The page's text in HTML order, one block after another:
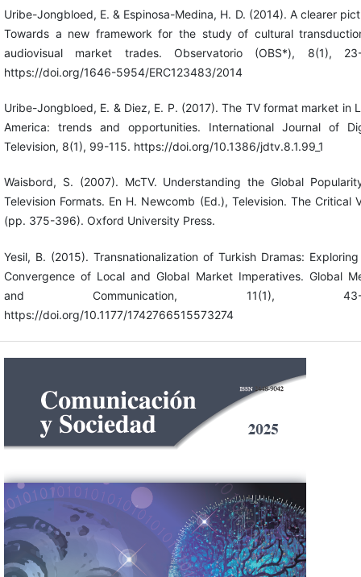
Uribe-Jongbloed, E. & Espinosa-Medina, H. D. (2014). A clearer
Towards a new framework for the study of cultural
audiovisual market trades. Observatorio (OBS*), 8(1),
https://doi.org/1646-5954/ERC123483/2014
Uribe-Jongbloed, E. & Diez, E. P. (2017). The TV format market in
America: trends and opportunities. International Journal of
Television, 8(1), 99-115. https://doi.org/10.1386/jdtv.8.1.99_1
Waisbord, S. (2007). McTV. Understanding the Global
Television Formats. En H. Newcomb (Ed.), Television. The Critical
(pp. 375-396). Oxford University Press.
Yesil, B. (2015). Transnationalization of Turkish Dramas:
Convergence of Local and Global Market Imperatives. Global
and Communication, 11(1), 43-
https://doi.org/10.1177/1742766515573274